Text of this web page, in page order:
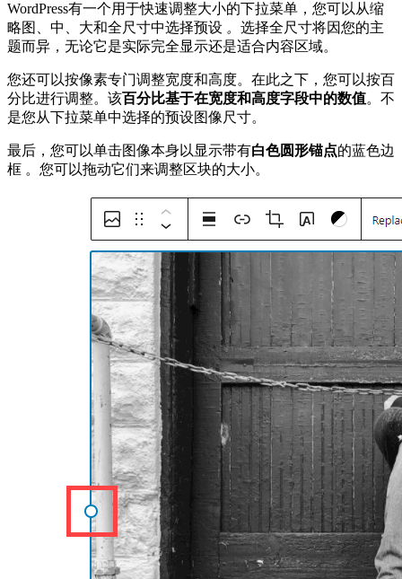
WordPress有一个用于快速调整大小的下拉菜单，您可以从缩
略图、中、大和全尺寸中选择预设 。 选择全尺寸将因您的主
题而异，无论它是实际完全显示还是适合内容区域。
您还可以按像素专门调整宽度和高度。在此之下，您可以按百
分比进行调整。该百分比基于在宽度和高度字段中的数值。不
是您从下拉菜单中选择的预设图像尺寸。
最后，您可以单击图像本身以显示带有白色圆形锚点的蓝色边
框 。您可以拖动它们来调整区块的大小。